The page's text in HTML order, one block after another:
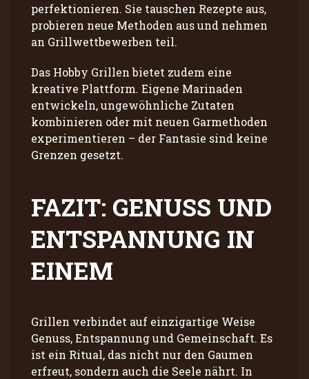
perfektionieren. Sie tauschen Rezepte aus,
probieren neue Methoden aus und nehmen
an Grillwettbewerben teil.
Das Hobby Grillen bietet zudem eine
kreative Plattform. Eigene Marinaden
entwickeln, ungewöhnliche Zutaten
kombinieren oder mit neuen Garmethoden
experimentieren – der Fantasie sind keine
Grenzen gesetzt.
FAZIT: GENUSS UND
ENTSPANNUNG IN
EINEM
Grillen verbindet auf einzigartige Weise
Genuss, Entspannung und Gemeinschaft. Es
ist ein Ritual, das nicht nur den Gaumen
erfreut, sondern auch die Seele nährt. In